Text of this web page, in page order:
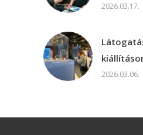
2026.03.17.
2026.03.06.